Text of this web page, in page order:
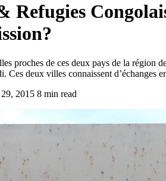
Refugies
proches de ces deux pays de la région
Ces deux villes connaissent d’échanges
2015 8 min read